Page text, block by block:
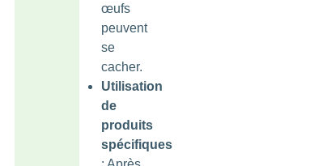
œufs
peuvent
se
cacher.
Utilisation
de
produits
spécifiques